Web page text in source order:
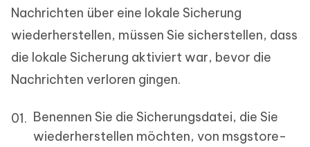
Nachrichten über eine lokale Sicherung
wiederherstellen, müssen Sie sicherstellen, dass
die lokale Sicherung aktiviert war, bevor die
Nachrichten verloren gingen.
Benennen Sie die Sicherungsdatei, die Sie
wiederherstellen möchten, von msgstore-